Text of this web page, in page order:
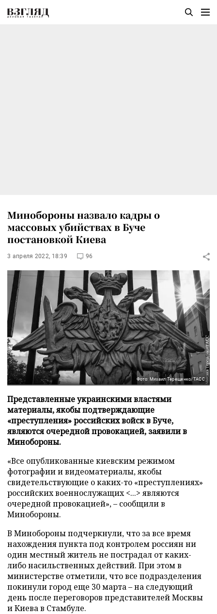
Минобороны назвало кадры о
массовых убийствах в Буче
постановкой Киева
3 апреля 2022, 18:39 96
Фото: Михаил Терещенко/ТАСС
Представленные украинскими властями
материалы, якобы подтверждающие
«преступления» российских войск в Буче,
являются очередной провокацией, заявили в
Минобороны.
«Все опубликованные киевским режимом
фотографии и видеоматериалы, якобы
свидетельствующие о каких-то «преступлениях»
российских военнослужащих <...> являются
очередной провокацией», – сообщили в
Минобороны.
В Минобороны подчеркнули, что за все время
нахождения пункта под контролем россиян ни
один местный житель не пострадал от каких-
либо насильственных действий. При этом в
министерстве отметили, что все подразделения
покинули город еще 30 марта – на следующий
день после переговоров представителей Москвы
и Киева в Стамбуле.